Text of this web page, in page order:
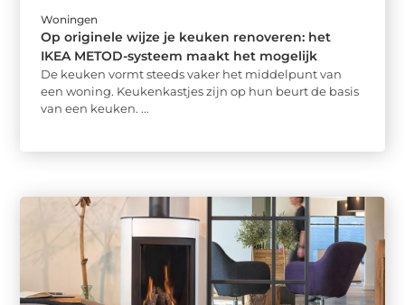
Woningen
Op originele wijze je keuken renoveren: het
IKEA METOD-systeem maakt het mogelijk
De keuken vormt steeds vaker het middelpunt van
een woning. Keukenkastjes zijn op hun beurt de basis
van een keuken. ...